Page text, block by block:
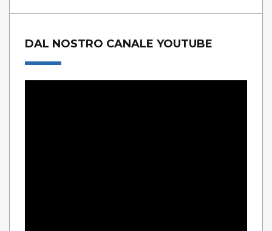
DAL NOSTRO CANALE YOUTUBE